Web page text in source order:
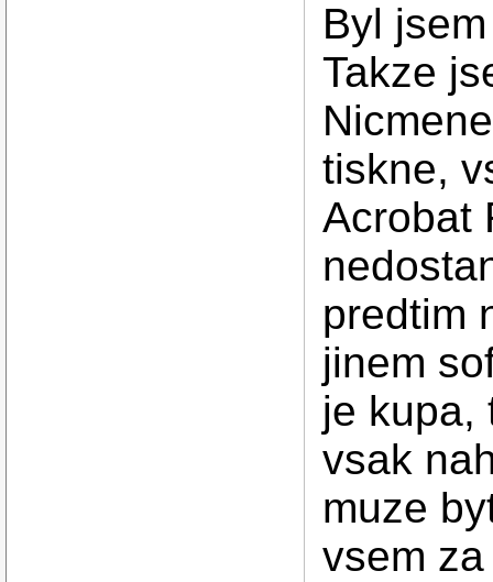
Byl
Takze
tiskne,
Acrobat
predtim
jinem
je kupa,
vsak
muze
vsem